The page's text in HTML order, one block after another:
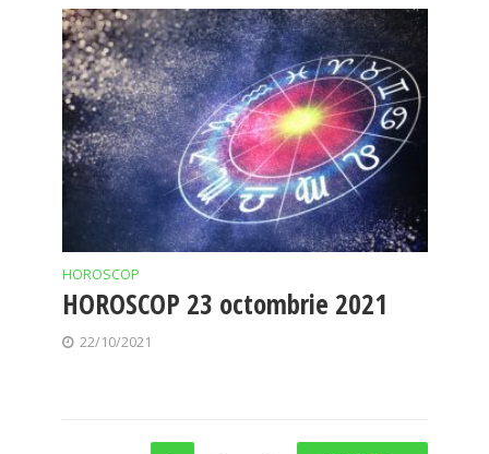
HOROSCOP
HOROSCOP 23 octombrie 2021
22/10/2021